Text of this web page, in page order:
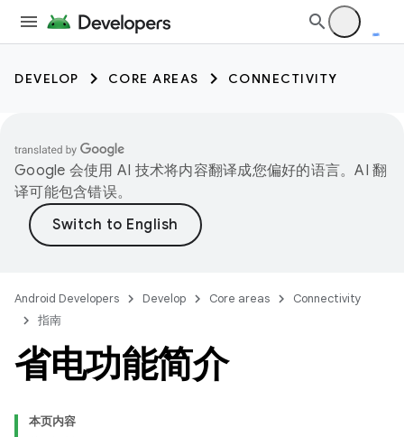
DEVELOP CORE AREAS CONNECTIVITY
Google 会使用 AI 技术将内容翻译成您偏好的语言。AI 翻
译可能包含错误。
Android Developers Develop Core areas
Connectivity
指南
省电功能简介
本页内容